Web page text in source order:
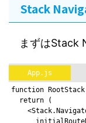
Stack
まずはStack
App.js
function
  return (